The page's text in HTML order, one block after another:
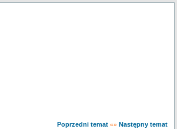
Poprzedni temat «» Następny temat